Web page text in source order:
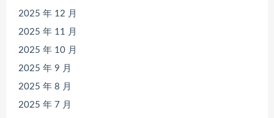
2025 年 12 月
2025 年 11 月
2025 年 10 月
2025 年 9 月
2025 年 8 月
2025 年 7 月